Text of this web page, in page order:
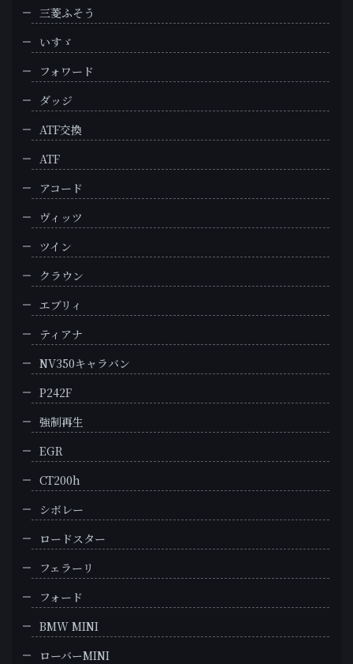
三菱ふそう
いすゞ
フォワード
ダッジ
ATF交換
ATF
アコード
ヴィッツ
ツイン
クラウン
エブリィ
ティアナ
NV350キャラバン
P242F
強制再生
EGR
CT200h
シボレー
ロードスター
フェラーリ
フォード
BMW MINI
ローバーMINI